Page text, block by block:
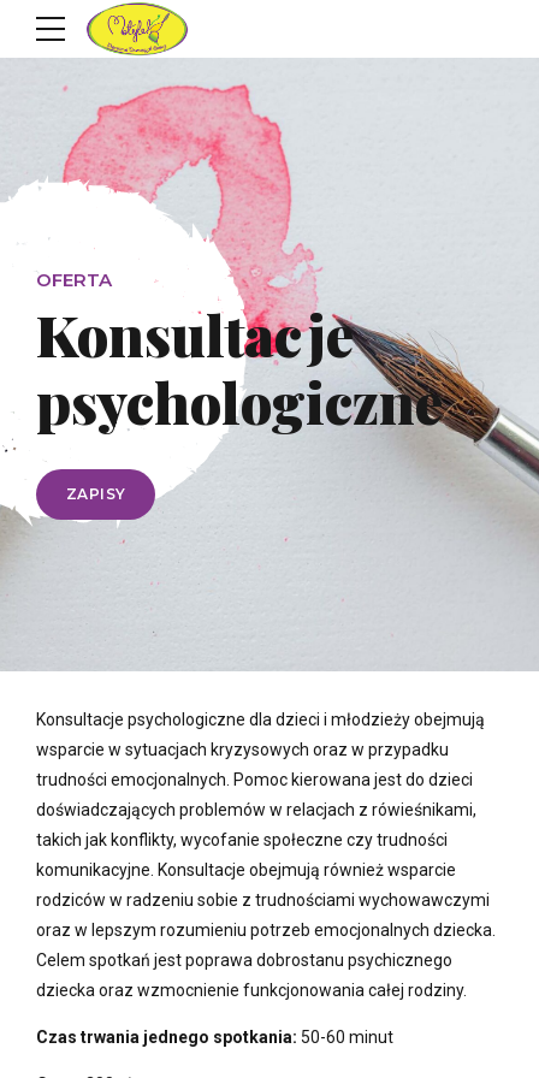
OFERTA
Konsultacje
psychologiczne
ZAPISY
Konsultacje psychologiczne dla dzieci i młodzieży obejmują
wsparcie w sytuacjach kryzysowych oraz w przypadku
trudności emocjonalnych. Pomoc kierowana jest do dzieci
doświadczających problemów w relacjach z rówieśnikami,
takich jak konflikty, wycofanie społeczne czy trudności
komunikacyjne. Konsultacje obejmują również wsparcie
rodziców w radzeniu sobie z trudnościami wychowawczymi
oraz w lepszym rozumieniu potrzeb emocjonalnych dziecka.
Celem spotkań jest poprawa dobrostanu psychicznego
dziecka oraz wzmocnienie funkcjonowania całej rodziny.
Czas trwania jednego spotkania: 50-60 minut
0
1
0
1
0
1
2
3
0
1
2
3